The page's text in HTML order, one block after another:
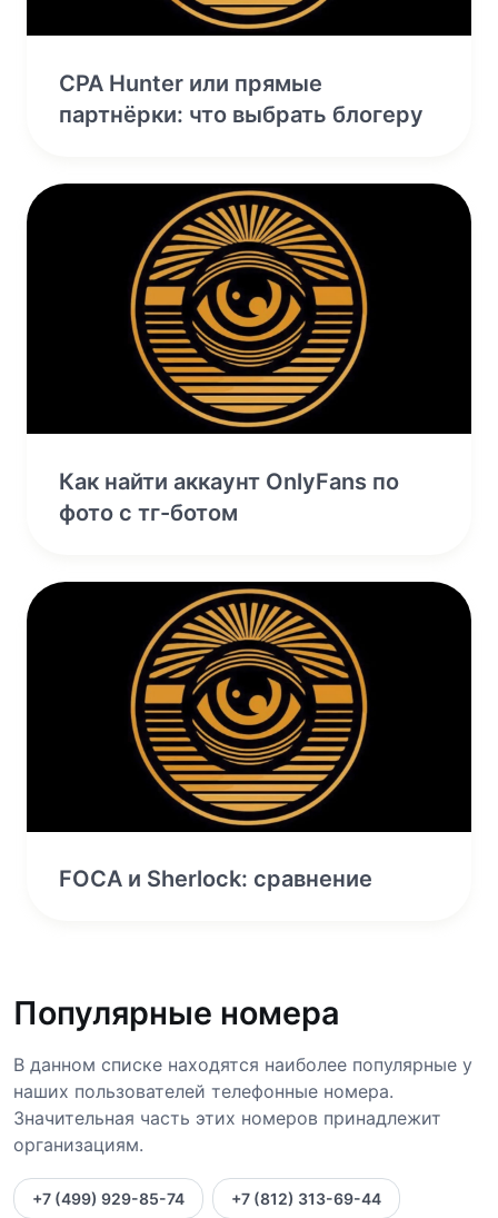
CPA Hunter или прямые
партнёрки: что выбрать блогеру
Как найти аккаунт OnlyFans по
фото с тг-ботом
FOCA и Sherlock: сравнение
Популярные номера
В данном списке находятся наиболее популярные у
наших пользователей телефонные номера.
Значительная часть этих номеров принадлежит
организациям.
+7 (499) 929-85-74 +7 (812) 313-69-44